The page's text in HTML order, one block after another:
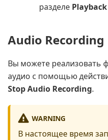
разделе
Audio Recording
Вы можете реализовать
аудио с помощью
Stop Audio Recording.
WARNING
В настоящее время